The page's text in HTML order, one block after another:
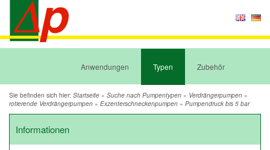
Anwendungen Typen Zubehör
Sie befinden sich hier: Startseite » Suche nach Pumpentypen » Verdrängerpumpen »
rotierende Verdrängerpumpen » Exzenterschneckenpumpen » Pumpendruck bis 5 bar
Informationen